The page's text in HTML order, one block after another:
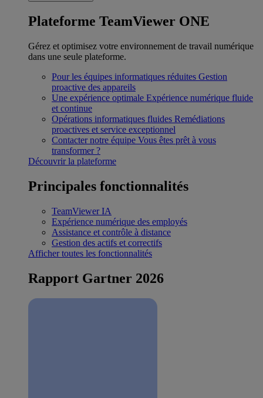
Plateforme TeamViewer ONE
Gérez et optimisez votre environnement de travail numérique
dans une seule plateforme.
Pour les équipes informatiques réduites Gestion
proactive des appareils
Une expérience optimale Expérience numérique fluide
et continue
Opérations informatiques fluides Remédiations
proactives et service exceptionnel
Contacter notre équipe Vous êtes prêt à vous
transformer ?
Découvrir la plateforme
Principales fonctionnalités
TeamViewer IA
Expérience numérique des employés
Assistance et contrôle à distance
Gestion des actifs et correctifs
Afficher toutes les fonctionnalités
Rapport Gartner 2026